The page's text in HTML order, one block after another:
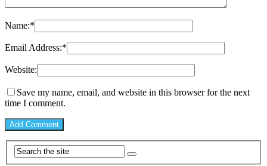
Name:*
Email Address:*
Website:
Save my name, email, and website in this browser for the next
time I comment.